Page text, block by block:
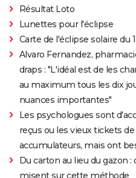
Résultat Loto
Lunettes pour l'éclipse
Carte de l'éclipse solaire du
Alvaro Fernandez,
draps : "L'idéal est de les
au maximum tous les dix
nuances importantes"
Les psychologues sont
reçus ou les vieux tickets
accumulateurs, mais ont
Du carton au lieu du gazon
misent sur cette méthode